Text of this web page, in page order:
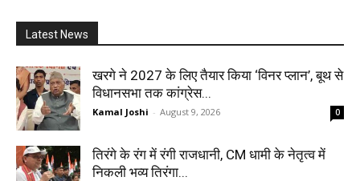
Latest News
खरगे ने 2027 के लिए तैयार किया ‘विनर प्लान’, बूथ से
विधानसभा तक कांग्रेस...
Kamal Joshi - August 9, 2026 0
तिरंगे के रंग में रंगी राजधानी, CM धामी के नेतृत्व में
निकली भव्य तिरंगा...